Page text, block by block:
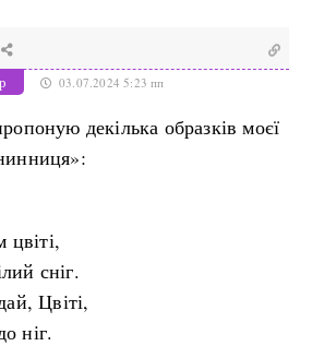
03.07.2024 5:23 пп
декілька образків моєї
цвіті,
сніг.
Цвіті,
ніг.